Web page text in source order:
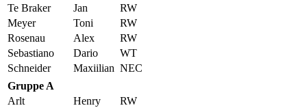
Te Braker
Jan
RW
Meyer
Toni
RW
Rosenau
Alex
RW
Sebastiano
Dario
WT
Schneider
Maxiilian NEC
Gruppe A
Arlt
Henry
RW